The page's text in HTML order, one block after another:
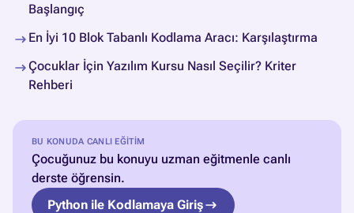
Başlangıç
En İyi 10 Blok Tabanlı Kodlama Aracı: Karşılaştırma
Çocuklar İçin Yazılım Kursu Nasıl Seçilir? Kriter
Rehberi
BU KONUDA CANLI EĞITIM
Çocuğunuz bu konuyu uzman eğitmenle canlı
derste öğrensin.
Python ile Kodlamaya Giriş